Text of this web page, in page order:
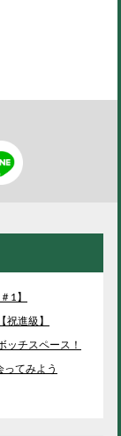
1】
祝進級】
ッチスペース！
ってみよう